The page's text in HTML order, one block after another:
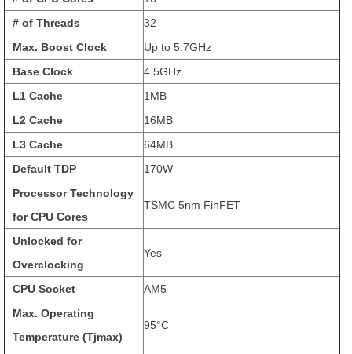
# of Threads
32
Max. Boost Clock
Up to 5.7GHz
Base Clock
4.5GHz
L1 Cache
1MB
L2 Cache
16MB
L3 Cache
64MB
Default TDP
170W
Processor Technology
for CPU Cores
TSMC 5nm FinFET
Unlocked for
Overclocking
Yes
CPU Socket
AM5
Max. Operating
Temperature (Tjmax)
95°C